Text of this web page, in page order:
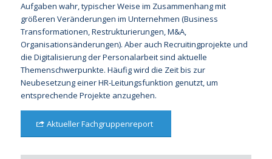
Aufgaben wahr, typischer Weise im Zusammenhang mit
größeren Veränderungen im Unternehmen (Business
Transformationen, Restrukturierungen, M&A,
Organisationsänderungen). Aber auch Recruitingprojekte und
die Digitalisierung der Personalarbeit sind aktuelle
Themenschwerpunkte. Häufig wird die Zeit bis zur
Neubesetzung einer HR-Leitungsfunktion genutzt, um
entsprechende Projekte anzugehen.
Aktueller Fachgruppenreport